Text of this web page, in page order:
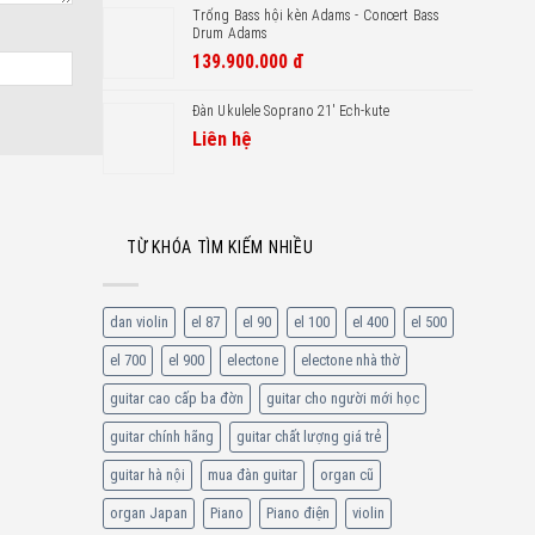
Trống Bass hội kèn Adams - Concert Bass
Drum Adams
139.900.000 đ
Đàn Ukulele Soprano 21′ Ech-kute
Liên hệ
TỪ KHÓA TÌM KIẾM NHIỀU
dan violin el 87 el 90 el 100 el 400 el 500
el 700 el 900 electone electone nhà thờ
guitar cao cấp ba đờn guitar cho người mới học
guitar chính hãng guitar chất lượng giá trẻ
guitar hà nội mua đàn guitar organ cũ
organ Japan Piano Piano điện violin